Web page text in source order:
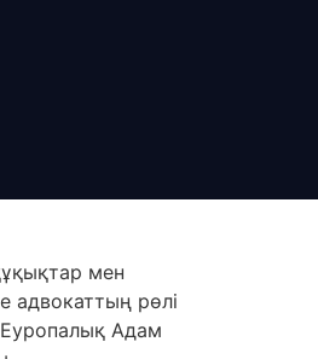
мен
адвокаттың рөлі
Еуропалық Адам